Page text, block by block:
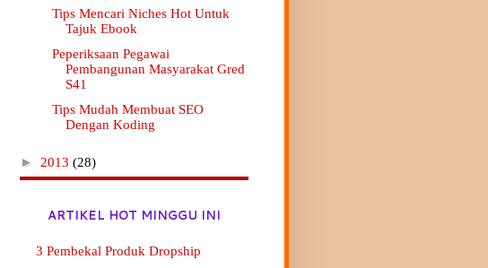
Tips Mencari Niches Hot Untuk
Tajuk Ebook
Peperiksaan Pegawai
Pembangunan Masyarakat Gred
S41
Tips Mudah Membuat SEO
Dengan Koding
► 2013 (28)
ARTIKEL HOT MINGGU INI
3 Pembekal Produk Dropship